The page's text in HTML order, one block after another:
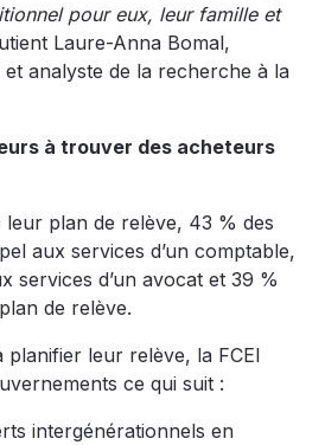
pour eux, leur famille et
Laure-Anna Bomal,
analyste de la recherche à la
à trouver des acheteurs
leur plan de relève, 43 % des
aux services d’un comptable,
services d’un avocat et 39 %
de relève.
planifier leur relève, la FCEI
ce qui suit :
intergénérationnels en